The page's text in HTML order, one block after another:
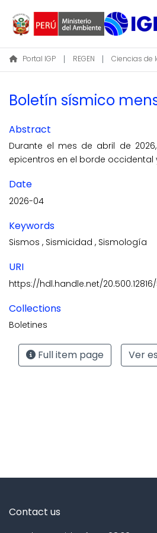
Portal IGP REGEN Ciencias de
Boletín sísmico
Abstract
Durante el mes de abril de
epicentros en el borde
Date
2026-04
Keywords
Sismos , Sismicidad , Sismología
URI
https://hdl.handle.net/20.500.12816/
Collections
Boletines
Full item page Ver
Contact us